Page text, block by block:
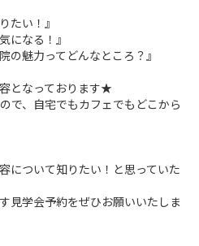
たい！』
になる！』
の魅力ってどんなところ？』
となっております★
で、自宅でもカフェでもどこから
について知りたい！と思っていた
見学会予約をぜひお願いいたしま